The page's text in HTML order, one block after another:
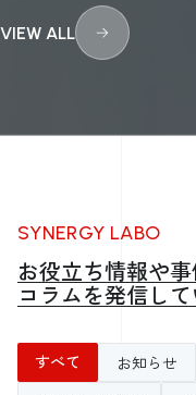
VIEW ALL
SYNERGY LABO
お役立ち情報や
コラムを発信して
すべて お知らせ